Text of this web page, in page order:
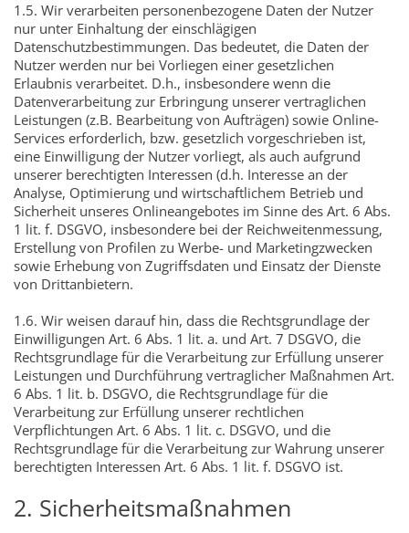
1.5. Wir verarbeiten personenbezogene Daten der Nutzer
nur unter Einhaltung der einschlägigen
Datenschutzbestimmungen. Das bedeutet, die Daten der
Nutzer werden nur bei Vorliegen einer gesetzlichen
Erlaubnis verarbeitet. D.h., insbesondere wenn die
Datenverarbeitung zur Erbringung unserer vertraglichen
Leistungen (z.B. Bearbeitung von Aufträgen) sowie Online-
Services erforderlich, bzw. gesetzlich vorgeschrieben ist,
eine Einwilligung der Nutzer vorliegt, als auch aufgrund
unserer berechtigten Interessen (d.h. Interesse an der
Analyse, Optimierung und wirtschaftlichem Betrieb und
Sicherheit unseres Onlineangebotes im Sinne des Art. 6 Abs.
1 lit. f. DSGVO, insbesondere bei der Reichweitenmessung,
Erstellung von Profilen zu Werbe- und Marketingzwecken
sowie Erhebung von Zugriffsdaten und Einsatz der Dienste
von Drittanbietern.
1.6. Wir weisen darauf hin, dass die Rechtsgrundlage der
Einwilligungen Art. 6 Abs. 1 lit. a. und Art. 7 DSGVO, die
Rechtsgrundlage für die Verarbeitung zur Erfüllung unserer
Leistungen und Durchführung vertraglicher Maßnahmen Art.
6 Abs. 1 lit. b. DSGVO, die Rechtsgrundlage für die
Verarbeitung zur Erfüllung unserer rechtlichen
Verpflichtungen Art. 6 Abs. 1 lit. c. DSGVO, und die
Rechtsgrundlage für die Verarbeitung zur Wahrung unserer
berechtigten Interessen Art. 6 Abs. 1 lit. f. DSGVO ist.
2. Sicherheitsmaßnahmen